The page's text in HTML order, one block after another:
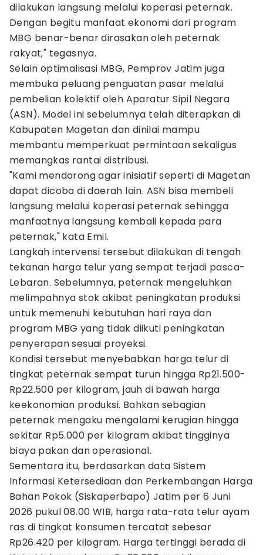
dilakukan langsung melalui koperasi peternak.
Dengan begitu manfaat ekonomi dari program
MBG benar-benar dirasakan oleh peternak
rakyat," tegasnya.
Selain optimalisasi MBG, Pemprov Jatim juga
membuka peluang penguatan pasar melalui
pembelian kolektif oleh Aparatur Sipil Negara
(ASN). Model ini sebelumnya telah diterapkan di
Kabupaten Magetan dan dinilai mampu
membantu memperkuat permintaan sekaligus
memangkas rantai distribusi.
"Kami mendorong agar inisiatif seperti di Magetan
dapat dicoba di daerah lain. ASN bisa membeli
langsung melalui koperasi peternak sehingga
manfaatnya langsung kembali kepada para
peternak," kata Emil.
Langkah intervensi tersebut dilakukan di tengah
tekanan harga telur yang sempat terjadi pasca-
Lebaran. Sebelumnya, peternak mengeluhkan
melimpahnya stok akibat peningkatan produksi
untuk memenuhi kebutuhan hari raya dan
program MBG yang tidak diikuti peningkatan
penyerapan sesuai proyeksi.
Kondisi tersebut menyebabkan harga telur di
tingkat peternak sempat turun hingga Rp21.500-
Rp22.500 per kilogram, jauh di bawah harga
keekonomian produksi. Bahkan sebagian
peternak mengaku mengalami kerugian hingga
sekitar Rp5.000 per kilogram akibat tingginya
biaya pakan dan operasional.
Sementara itu, berdasarkan data Sistem
Informasi Ketersediaan dan Perkembangan Harga
Bahan Pokok (Siskaperbapo) Jatim per 6 Juni
2026 pukul 08.00 WIB, harga rata-rata telur ayam
ras di tingkat konsumen tercatat sebesar
Rp26.420 per kilogram. Harga tertinggi berada di